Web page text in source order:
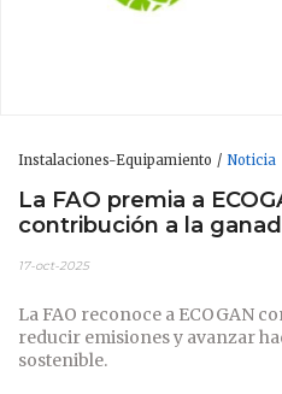
Instalaciones-Equipamiento Noticia
La FAO premia a
contribución a la
17-oct-2025
La FAO reconoce a ECOGAN
reducir emisiones y avanzar
sostenible.